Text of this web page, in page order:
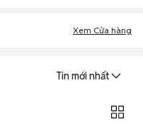
Xem Cửa hàng
Tin mới nhất